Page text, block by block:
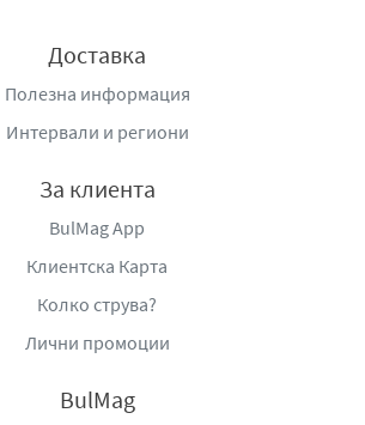
Доставка
Полезна информация
Интервали и региони
За клиента
BulMag App
Клиентска Карта
Колко струва?
Лични промоции
BulMag